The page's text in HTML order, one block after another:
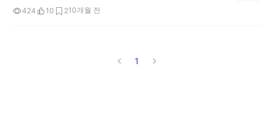
424 10 210개월 전
1